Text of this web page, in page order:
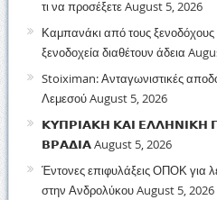
τι να προσέξετεAugust 5, 2026
Καμπανάκι από τους
ξενοδοχεία διαθέτουν άδεια
Stoiximan: Ανταγωνιστικές
ΛεμεσούAugust 5, 2026
𝝟𝝪𝝥𝝦𝝞𝝖𝝟𝝜 𝝟𝝖𝝞
𝝗𝝦𝝖𝝙𝝞𝝖August 5, 2026
Έντονες επιφυλάξεις ΟΠΟΚ για
στην ΑνδρολύκουAugust 5, 2026